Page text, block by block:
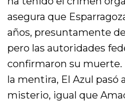
asegura que
años, presuntamente
pero las autoridades
confirmaron su muerte.
la mentira, El Azul pasó
misterio, igual que